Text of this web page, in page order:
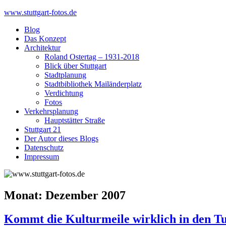
Skip
content
www.stuttgart-fotos.de
Blog
Das Konzept
Architektur
Roland Ostertag – 1931-2018
Blick über Stuttgart
Stadtplanung
Stadtbibliothek Mailänderplatz
Verdichtung
Fotos
Verkehrsplanung
Hauptstätter Straße
Stuttgart 21
Der Autor dieses Blogs
Datenschutz
Impressum
Monat: Dezember 2007
Kommt die Kulturmeile wirklich in den